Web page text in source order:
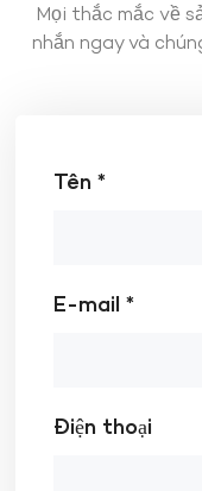
Mọi thắc mắc về
nhắn ngay và
Tên *
E-mail *
Điện thoại